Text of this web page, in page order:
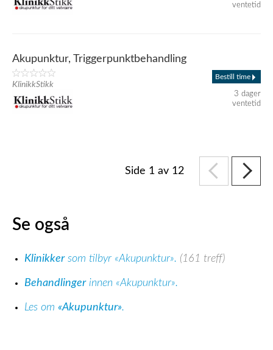
ventetid
Akupunktur, Triggerpunktbehandling
KlinikkStikk
Bestill time
3 dager
ventetid
Side 1 av 12
Se også
Klinikkersom tilbyr «Akupunktur». (161 treff)
Behandlingerinnen «Akupunktur».
Les om «Akupunktur».